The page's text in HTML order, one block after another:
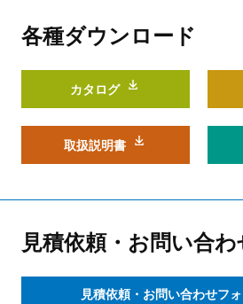
各種ダウンロード
カタログ
取扱説明書
見積依頼・お問い合わ
見積依頼・お問い合わせフ